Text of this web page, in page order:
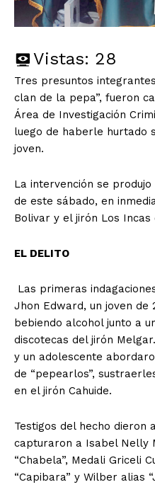
Vistas: 28
Tres presuntos
clan de la pepa”, fueron
Área de Investigación
luego de haberle hurtado
joven.
La intervención se
de este sábado, en
Bolivar y el jirón Los Incas
EL DELITO
Las primeras
Jhon Edward, un joven de
bebiendo alcohol junto a
discotecas del jirón
y un adolescente
de “pepearlos”,
en el jirón Cahuide.
Testigos del hecho dieron
capturaron a Isabel Nelly
“Chabela”, Medali Griceli
“Capibara” y Wilber alias